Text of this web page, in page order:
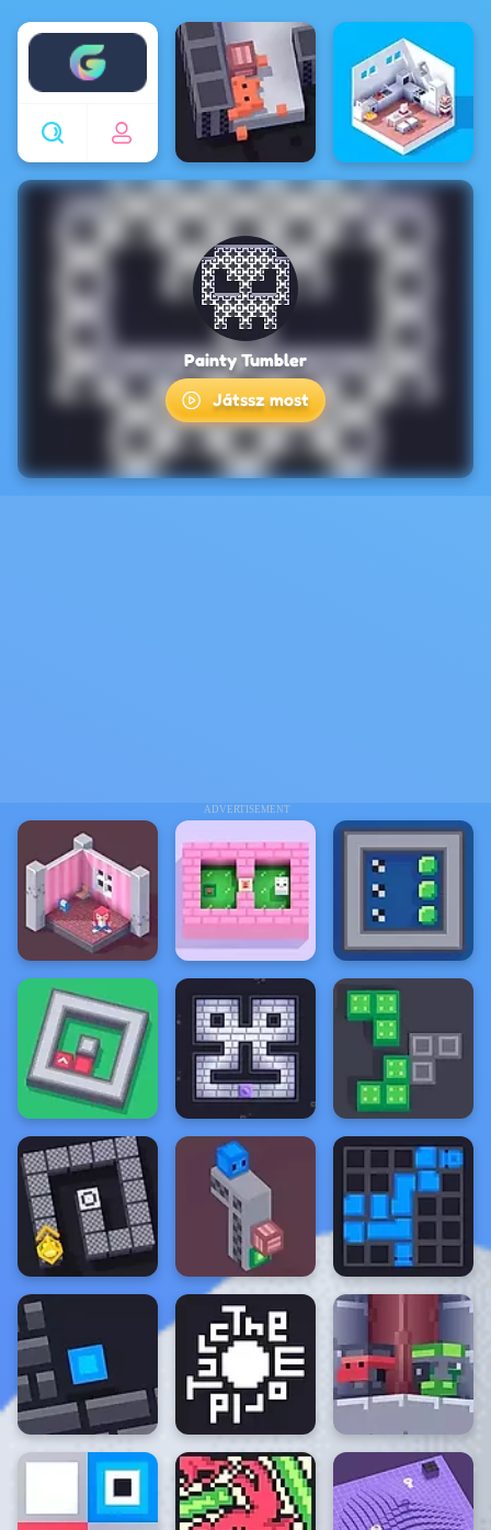
Enjoy4fun
ADVERTISEMENT
Painty Tumbler
Játssz most